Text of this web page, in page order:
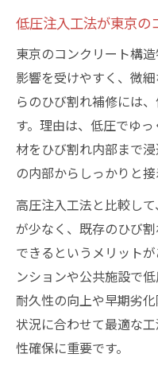
低圧注入工法が東京の
東京のコンクリート構
影響を受けやすく、微
らのひび割れ補修には
す。理由は、低圧でゆ
材をひび割れ内部まで
の内部からしっかりと
高圧注入工法と比較し
が少なく、既存のひび
できるというメリット
ンションや公共施設で
耐久性の向上や早期劣
状況に合わせて最適な
性確保に重要です。